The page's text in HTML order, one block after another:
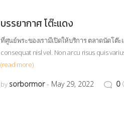
บรรยากาศ โต๊ะแดง
ที่ศูนย์พระของเรามีเปิดให้บริการ ตลาดนัดโต๊
consequat nisl vel. Non arcu risus quis
(read more)
by sorbormor May 29, 2022 0